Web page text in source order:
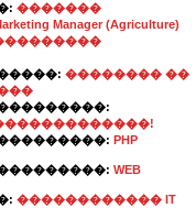
�������
Manager (Agriculture)
�������� ��
PHP
WEB
������������ IT